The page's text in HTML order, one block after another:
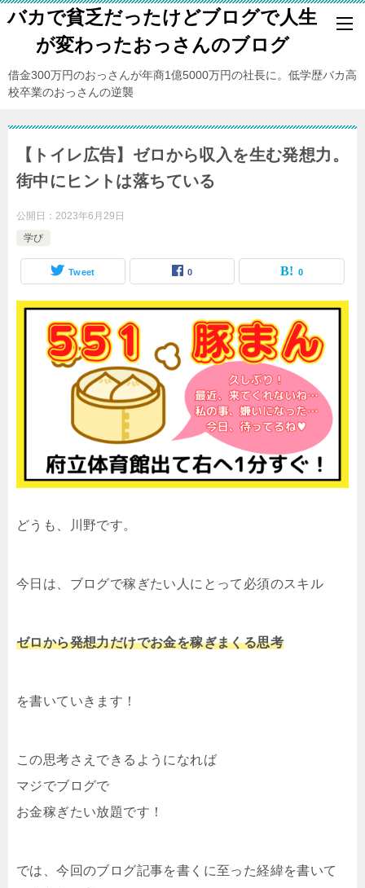
バカで貧乏だったけどブログで人生
が変わったおっさんのブログ
借金300万円のおっさんが年商1億5000万円の社長に。低学歴バカ高
校卒業のおっさんの逆襲
【トイレ広告】ゼロから収入を生む発想力。
街中にヒントは落ちている
公開日： 2023年6月29日
学び
Tweet 0 0
どうも、川野です。
今日は、ブログで稼ぎたい人にとって必須のスキル
ゼロから発想力だけでお金を稼ぎまくる思考
を書いていきます！
この思考さえできるようになれば
マジでブログで
お金稼ぎたい放題です！
では、今回のブログ記事を書くに至った経緯を書いて